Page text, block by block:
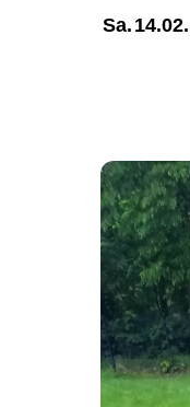
Sa. 14.02.